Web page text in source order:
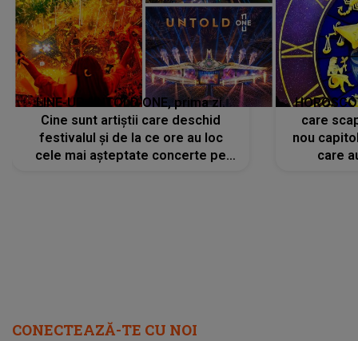
LINE-UP UNTOLD ONE, prima zi.
Cine sunt artiștii care deschid
festivalul și de la ce ore au loc
cele mai așteptate concerte pe
care
nou
care
CONECTEAZĂ-TE CU NOI